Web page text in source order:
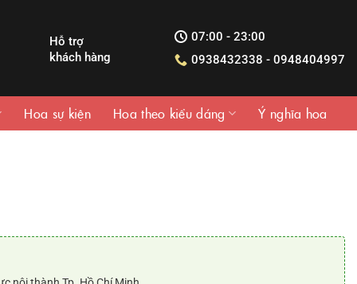
Hỗ trợ
khách hàng
07:00 - 23:00
0938432338 - 0948404997
Hoa sự kiện Hoa theo kiểu dáng Ý nghĩa hoa